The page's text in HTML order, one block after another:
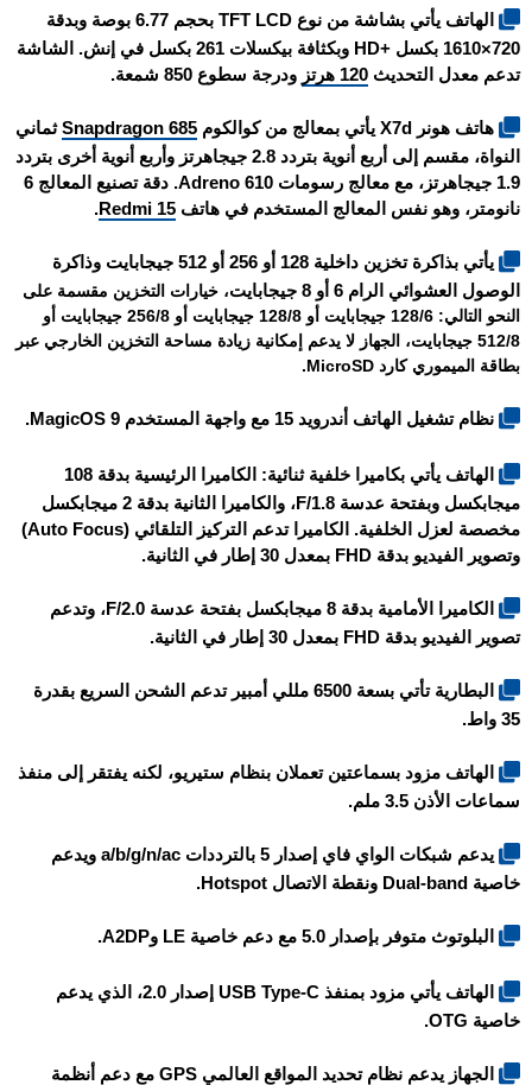
الهاتف يأتي بشاشة من نوع TFT LCD بحجم 6.77 بوصة وبدقة
720×1610 بكسل +HD وبكثافة بيكسلات 261 بكسل في إنش. الشاشة
تدعم معدل التحديث 120 هرتز ودرجة سطوع 850 شمعة.
هاتف هونر X7d يأتي بمعالج من كوالكوم Snapdragon 685ثماني
النواة، مقسم إلى أربع أنوية بتردد 2.8 جيجاهرتز وأربع أنوية أخرى بتردد
1.9 جيجاهرتز، مع معالج رسومات Adreno 610. دقة تصنيع المعالج 6
نانومتر، وهو نفس المعالج المستخدم في هاتف Redmi 15
.
يأتي بذاكرة تخزين داخلية 128 أو 256 أو 512 جيجابايت وذاكرة
الوصول العشوائي الرام 6 أو 8 جيجابايت
، خيارات التخزين مقسمة على
النحو التالي: 128/6 جيجابايت أو 128/8 جيجابايت أو 256/8 جيجابايت أو
512/8 جيجابايت، الجهاز لا يدعم إمكانية زيادة مساحة التخزين الخارجي عبر
بطاقة الميموري كارد MicroSD.
نظام تشغيل الهاتف أندرويد 15 مع واجهة المستخدم MagicOS 9.
الهاتف يأتي بكاميرا خلفية ثنائية: الكاميرا الرئيسية بدقة 108
ميجابكسل وبفتحة عدسة F/1.8، والكاميرا الثانية بدقة 2 ميجابكسل
مخصصة لعزل الخلفية. الكاميرا تدعم التركيز التلقائي (Auto Focus)
وتصوير الفيديو بدقة FHD بمعدل 30 إطار في الثانية.
الكاميرا الأمامية بدقة 8 ميجابكسل بفتحة عدسة F/2.0، وتدعم
تصوير الفيديو بدقة FHD بمعدل 30 إطار في الثانية.
البطارية تأتي بسعة 6500 مللي أمبير تدعم الشحن السريع بقدرة
35 واط.
الهاتف مزود بسماعتين تعملان بنظام ستيريو، لكنه يفتقر إلى منفذ
سماعات الأذن 3.5 ملم.
يدعم شبكات الواي فاي إصدار 5 بالترددات a/b/g/n/ac ويدعم
خاصية Dual-band ونقطة الاتصال Hotspot.
البلوتوث متوفر بإصدار 5.0 مع دعم خاصية LE وA2DP.
الهاتف يأتي مزود بمنفذ USB Type-C إصدار 2.0، الذي يدعم
خاصية OTG.
الجهاز يدعم نظام تحديد المواقع العالمي GPS مع دعم أنظمة